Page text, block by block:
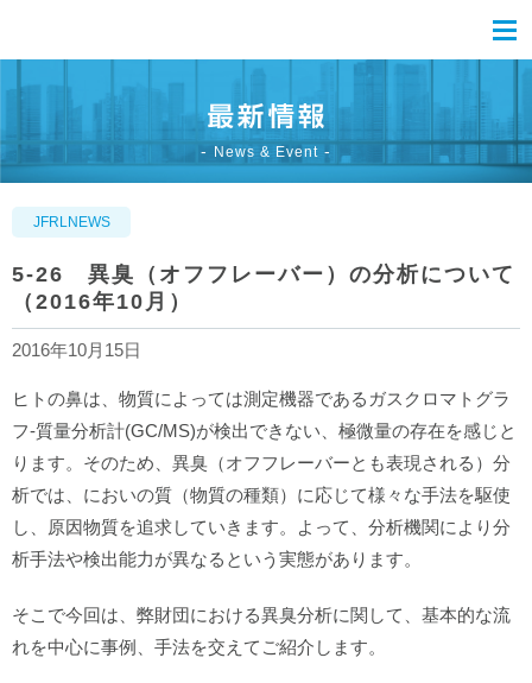
News & Event
JFRLNEWS
5-26 異臭（オフフレーバー）の分析について
（2016年10月）
2016年10月15日
ヒトの鼻は、物質によっては測定機器であるガスクロマトグラ
フ-質量分析計(GC/MS)が検出できない、極微量の存在を感じと
ります。そのため、異臭（オフフレーバーとも表現される）分
析では、においの質（物質の種類）に応じて様々な手法を駆使
し、原因物質を追求していきます。よって、分析機関により分
析手法や検出能力が異なるという実態があります。
そこで今回は、弊財団における異臭分析に関して、基本的な流
れを中心に事例、手法を交えてご紹介します。